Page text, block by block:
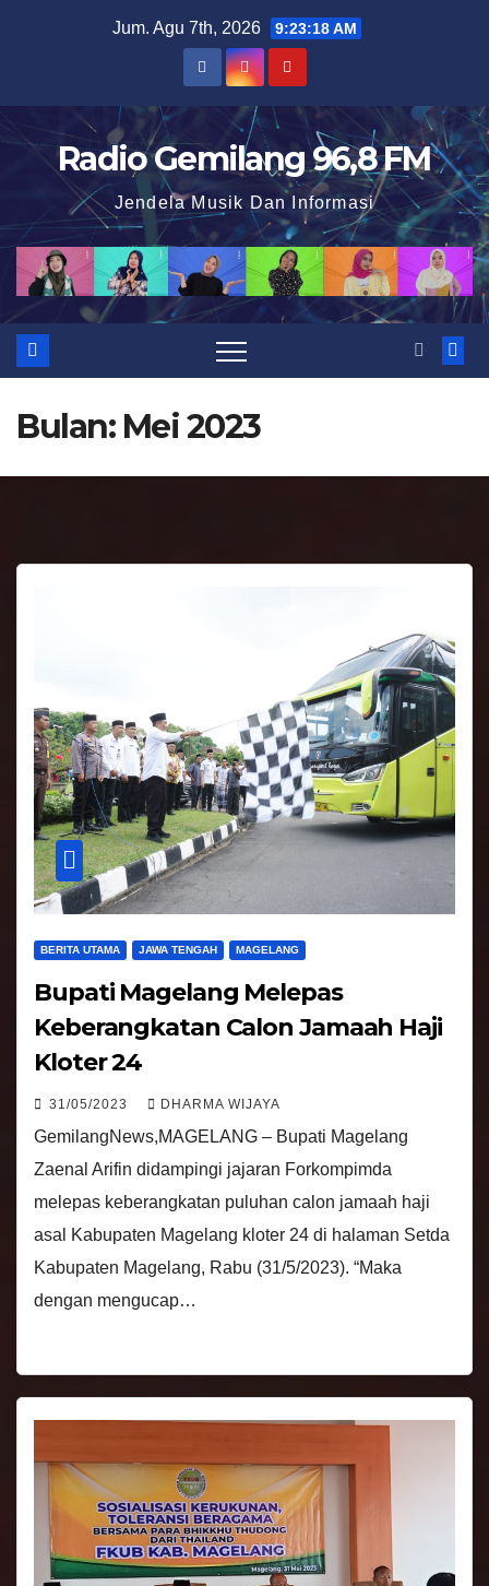
t
o
n
Jum. Agu 7th, 2026 9:23:19 AM
Radio Gemilang 96,8 FM
Jendela Musik Dan Informasi
Bulan: Mei 2023
BERITA UTAMA JAWA TENGAH MAGELANG
Bupati Magelang Melepas
Keberangkatan Calon Jamaah Haji
Kloter 24
31/05/2023 DHARMA WIJAYA
GemilangNews,MAGELANG – Bupati Magelang
Zaenal Arifin didampingi jajaran Forkompimda
melepas keberangkatan puluhan calon jamaah haji
asal Kabupaten Magelang kloter 24 di halaman Setda
Kabupaten Magelang, Rabu (31/5/2023). “Maka
dengan mengucap…